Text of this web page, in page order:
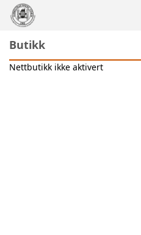
Butikk
Nettbutikk ikke aktivert